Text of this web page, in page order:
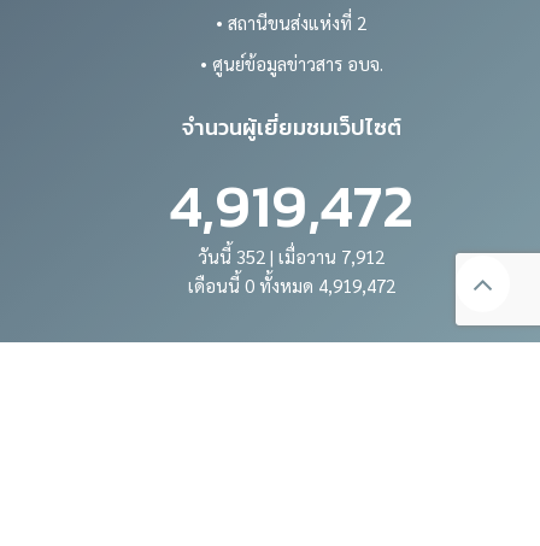
• สถานีขนส่งแห่งที่ 2
• ศูนย์ข้อมูลข่าวสาร อบจ.
จำนวนผู้เยี่ยมชมเว็ปไซต์
4,919,472
วันนี้ 352 | เมื่อวาน 7,912
เดือนนี้ 0 ทั้งหมด 4,919,472